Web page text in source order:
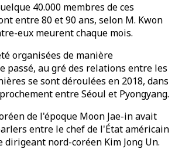
40.000 membres de ces
entre 80 et 90 ans, selon M. Kwon
eux meurent chaque mois.
organisées de manière
passé, au gré des relations entre les
se sont déroulées en 2018, dans
entre Séoul et Pyongyang.
de l'époque Moon Jae-in avait
entre le chef de l'État américain
dirigeant nord-coréen Kim Jong Un.